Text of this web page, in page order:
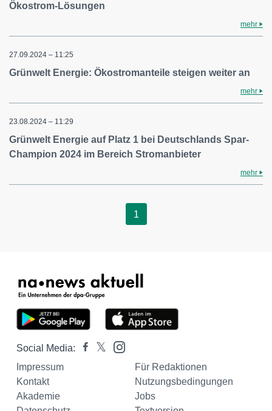
Ökostrom-Lösungen
mehr
27.09.2024 – 11:25
Grünwelt Energie: Ökostromanteile steigen weiter an
mehr
23.08.2024 – 11:29
Grünwelt Energie auf Platz 1 bei Deutschlands Spar-
Champion 2024 im Bereich Stromanbieter
mehr
1
Social Media:
Impressum
Für Redaktionen
Kontakt
Nutzungsbedingungen
Akademie
Jobs